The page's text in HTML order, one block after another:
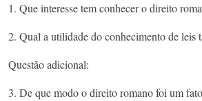
​1. Que interesse tem conhecer o direito
​2. Qual a utilidade do conhecimento de leis
Questão adicional:​
3. De que modo o direito romano foi um